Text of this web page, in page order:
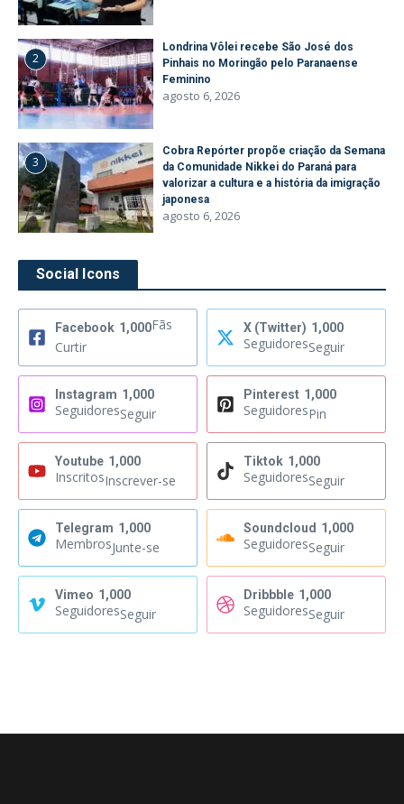
2
Londrina Vôlei recebe São José dos
Pinhais no Moringão pelo Paranaense
Feminino
agosto 6, 2026
3
Cobra Repórter propõe criação da Semana
da Comunidade Nikkei do Paraná para
valorizar a cultura e a história da imigração
japonesa
agosto 6, 2026
Social Icons
Facebook 1,000Fãs
Curtir
X (Twitter) 1,000
SeguidoresSeguir
Instagram 1,000
SeguidoresSeguir
Pinterest 1,000
SeguidoresPin
Youtube 1,000
InscritosInscrever-se
Tiktok 1,000
SeguidoresSeguir
Telegram 1,000
MembrosJunte-se
Soundcloud 1,000
SeguidoresSeguir
Vimeo 1,000
SeguidoresSeguir
Dribbble 1,000
SeguidoresSeguir